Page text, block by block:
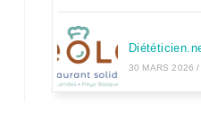
30 MARS 2026 /